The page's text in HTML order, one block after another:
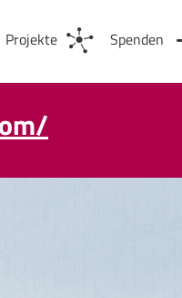
Projekte Spenden